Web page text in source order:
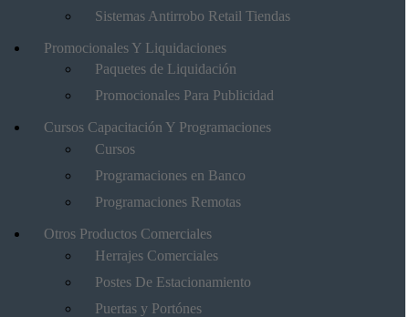
Sistemas Antirrobo Retail Tiendas
Promocionales Y Liquidaciones
Paquetes de Liquidación
Promocionales Para Publicidad
Cursos Capacitación Y Programaciones
Cursos
Programaciones en Banco
Programaciones Remotas
Otros Productos Comerciales
Herrajes Comerciales
Postes De Estacionamiento
Puertas y Portónes